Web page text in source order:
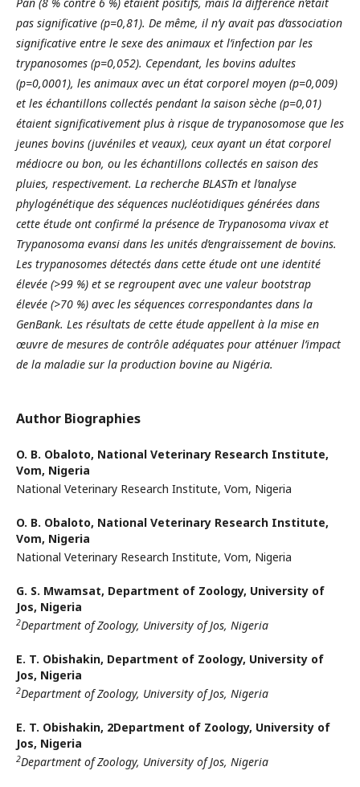
pas significative (p=0,81). De même, il n’y avait pas d’association
significative entre le sexe des animaux et l’infection par les
trypanosomes (p=0,052). Cependant, les bovins adultes
(p=0,0001), les animaux avec un état corporel moyen (p=0,009)
et les échantillons collectés pendant la saison sèche (p=0,01)
étaient significativement plus à risque de trypanosomose que les
jeunes bovins (juvéniles et veaux), ceux ayant un état corporel
médiocre ou bon, ou les échantillons collectés en saison des
pluies, respectivement. La recherche BLASTn et l’analyse
phylogénétique des séquences nucléotidiques générées dans
cette étude ont confirmé la présence de Trypanosoma vivax et
Trypanosoma evansi dans les unités d’engraissement de bovins.
Les trypanosomes détectés dans cette étude ont une identité
élevée (>99 %) et se regroupent avec une valeur bootstrap
élevée (>70 %) avec les séquences correspondantes dans la
GenBank. Les résultats de cette étude appellent à la mise en
œuvre de mesures de contrôle adéquates pour atténuer l’impact
de la maladie sur la production bovine au Nigéria.
Author Biographies
O. B. Obaloto, National Veterinary Research Institute,
Vom, Nigeria
National Veterinary Research Institute, Vom, Nigeria
O. B. Obaloto, National Veterinary Research Institute,
Vom, Nigeria
National Veterinary Research Institute, Vom, Nigeria
G. S. Mwamsat, Department of Zoology, University of
Jos, Nigeria
2Department of Zoology, University of Jos, Nigeria
E. T. Obishakin, Department of Zoology, University of
Jos, Nigeria
2Department of Zoology, University of Jos, Nigeria
E. T. Obishakin, 2Department of Zoology, University of
Jos, Nigeria
2Department of Zoology, University of Jos, Nigeria